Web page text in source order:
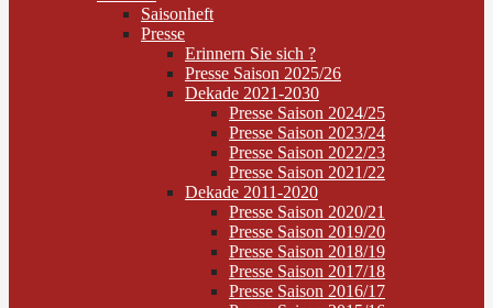
Saisonheft
Presse
Erinnern Sie sich ?
Presse Saison 2025/26
Dekade 2021-2030
Presse Saison 2024/25
Presse Saison 2023/24
Presse Saison 2022/23
Presse Saison 2021/22
Dekade 2011-2020
Presse Saison 2020/21
Presse Saison 2019/20
Presse Saison 2018/19
Presse Saison 2017/18
Presse Saison 2016/17